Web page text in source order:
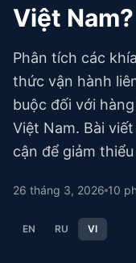
Việt Nam?
Phân tích các
thức vận hành
buộc đối với
Việt Nam. Bài
cận để giảm
26 tháng 3, 2026 10
EN RU VI